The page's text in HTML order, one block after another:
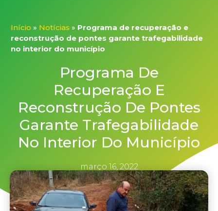
Início » Notícias » Programa de recuperação e
reconstrução de pontes garante trafegabilidade
no interior do município
Programa De
Recuperação E
Reconstrução De Pontes
Garante Trafegabilidade
No Interior Do Município
março 16, 2022